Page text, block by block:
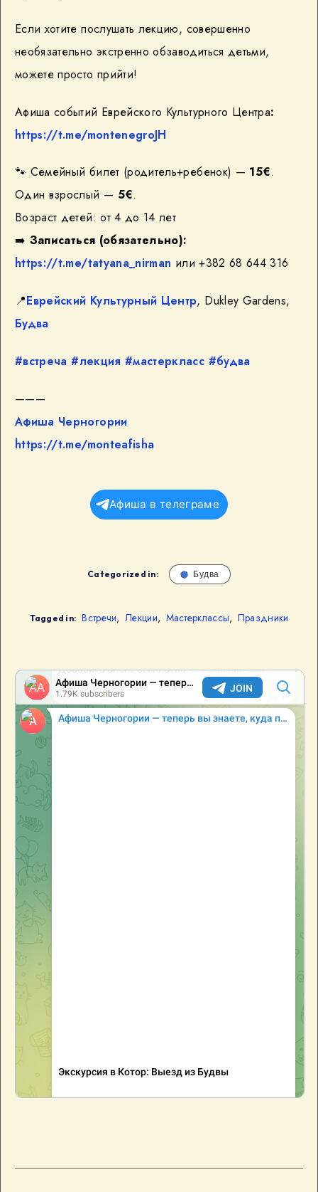
Если хотите послушать лекцию, совершенно
необязательно экстренно обзаводиться детьми,
можете просто прийти!
Афиша событий Еврейского Культурного Центра:
https://t.me/montenegroJH
🐾 Семейный билет (родитель+ребенок) — 15€.
Один взрослый — 5€.
Возраст детей: от 4 до 14 лет
➡️ Записаться (обязательно):
https://t.me/tatyana_nirman или +382 68 644 316
📍Еврейский Культурный Центр, Dukley Gardens,
Будва
#встреча #лекция #мастеркласс #будва
———
Афиша Черногории
https://t.me/monteafisha
Афиша в телеграме
Categorized in: Будва
Tagged in: Встречи, Лекции, Мастерклассы, Праздники